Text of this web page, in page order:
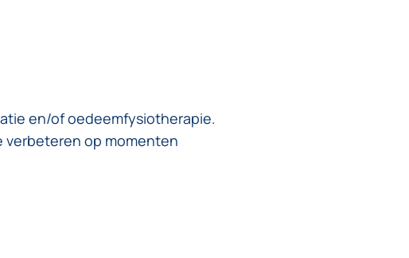
en/of oedeemfysiotherapie.
verbeteren op momenten